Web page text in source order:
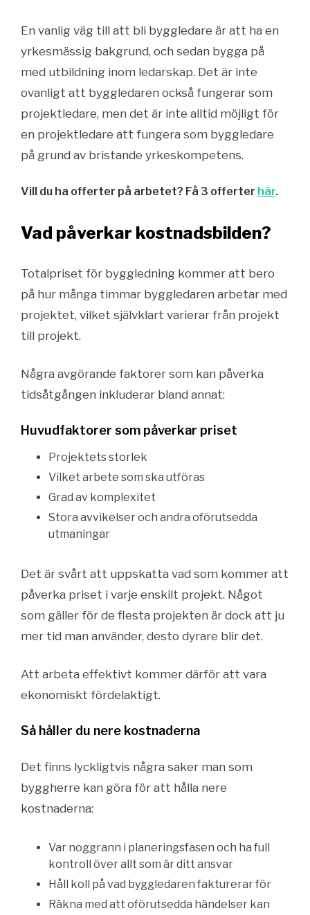
En vanlig väg till att bli byggledare är att ha en
yrkesmässig bakgrund, och sedan bygga på
med utbildning inom ledarskap. Det är inte
ovanligt att byggledaren också fungerar som
projektledare, men det är inte alltid möjligt för
en projektledare att fungera som byggledare
på grund av bristande yrkeskompetens.
Vill du ha offerter på arbetet? Få 3 offerter här.
Vad påverkar kostnadsbilden?
Totalpriset för byggledning kommer att bero
på hur många timmar byggledaren arbetar med
projektet, vilket självklart varierar från projekt
till projekt.
Några avgörande faktorer som kan påverka
tidsåtgången inkluderar bland annat:
Huvudfaktorer som påverkar priset
Projektets storlek
Vilket arbete som ska utföras
Grad av komplexitet
Stora avvikelser och andra oförutsedda
utmaningar
Det är svårt att uppskatta vad som kommer att
påverka priset i varje enskilt projekt. Något
som gäller för de flesta projekten är dock att ju
mer tid man använder, desto dyrare blir det.
Att arbeta effektivt kommer därför att vara
ekonomiskt fördelaktigt.
Så håller du nere kostnaderna
Det finns lyckligtvis några saker man som
byggherre kan göra för att hålla nere
kostnaderna:
Var noggrann i planeringsfasen och ha full
kontroll över allt som är ditt ansvar
Håll koll på vad byggledaren fakturerar för
Räkna med att oförutsedda händelser kan